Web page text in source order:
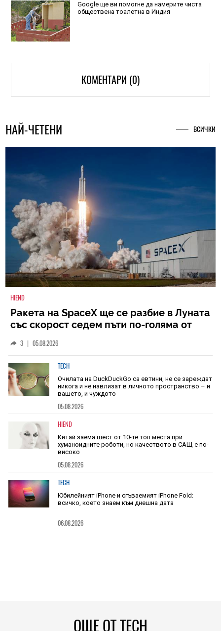
Google ще ви помогне да намерите чиста
обществена тоалетна в Индия
КОМЕНТАРИ (0)
НАЙ-ЧЕТЕНИ ВСИЧКИ
HIEND
Ракета на SpaceX ще се разбие в Луната
със скорост седем пъти по-голяма от
3 | 05.08.2026
TECH
Очилата на DuckDuckGo са евтини, не се зареждат
никога и не навлизат в личното пространство – и
вашето, и чуждото
05.08.2026
HIEND
Китай заема шест от 10-те топ места при
хуманоидните роботи, но качеството в САЩ е по-
високо
05.08.2026
TECH
Юбилейният iPhone и сгъваемият iPhone Fold:
всичко, което знаем към днешна дата
06.08.2026
ОЩЕ ОТ TECH